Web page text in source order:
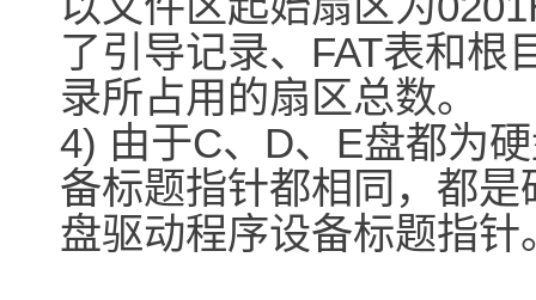
了引导记录、FAT表和根
录所占用的扇区总数。
4) 由于C、D、E盘都为
备标题指针都相同，都是
盘驱动程序设备标题指针